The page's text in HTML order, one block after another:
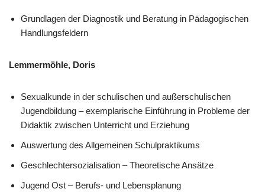
Grundlagen der Diagnostik und Beratung in Pädagogischen
Handlungsfeldern
Lemmermöhle, Doris
Sexualkunde in der schulischen und außerschulischen
Jugendbildung – exemplarische Einführung in Probleme der
Didaktik zwischen Unterricht und Erziehung
Auswertung des Allgemeinen Schulpraktikums
Geschlechtersozialisation – Theoretische Ansätze
Jugend Ost – Berufs- und Lebensplanung